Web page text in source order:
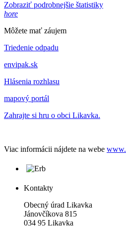
Zobraziť podrobnejšie štatistiky
hore
Môžete mať záujem
Triedenie odpadu
envipak.sk
Hlásenia rozhlasu
mapový portál
Zahrajte si hru o obci Likavka.
Viac informácii nájdete na webe
Kontakty
Obecný úrad Likavka
Jánovčíkova 815
034 95 Likavka